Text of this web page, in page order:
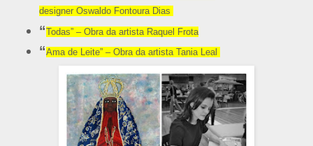
designerOswaldo Fontoura Dias
“Todas” – Obra da artista Raquel Frota
“Ama de Leite” – Obra da artista Tania Leal